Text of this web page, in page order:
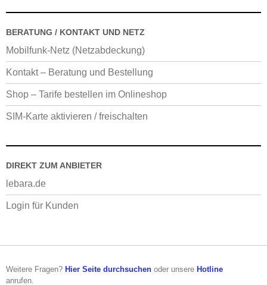
BERATUNG / KONTAKT UND NETZ
Mobilfunk-Netz (Netzabdeckung)
Kontakt – Beratung und Bestellung
Shop – Tarife bestellen im Onlineshop
SIM-Karte aktivieren / freischalten
DIREKT ZUM ANBIETER
lebara.de
Login für Kunden
Weitere Fragen? Hier Seite durchsuchen oder unsere Hotline
anrufen.